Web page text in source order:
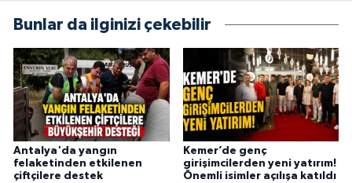
Bunlar da ilginizi çekebilir
Antalya'da yangın
felaketinden etkilenen
çiftçilere destek
Kemer’de genç
girişimcilerden yeni yatırım!
Önemli isimler açılışa katıldı